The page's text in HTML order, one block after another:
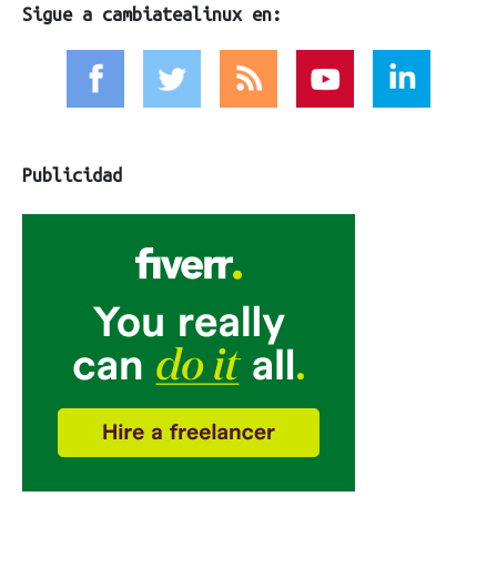
Sigue a cambiatealinux en:
Publicidad